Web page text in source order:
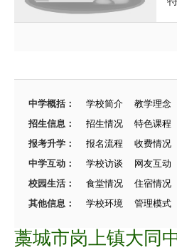
中学概括： 学校简介 教学理念
招生信息：
招生情况 特色课程
报考升学：
报名流程 收费情况
中学互动：
学校访谈 网友互动
校园生活：
食堂情况 住宿情况
其他信息：
学校环境 管理模式
藁城市岗上镇大同